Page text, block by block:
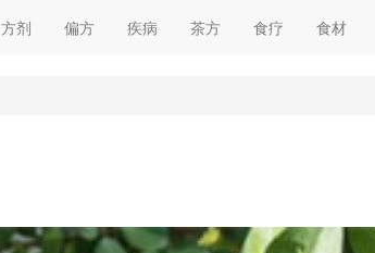
方剂 偏方 疾病 茶方 食疗 食材